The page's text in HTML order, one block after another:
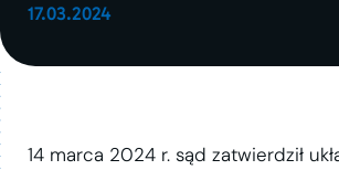
17.03.2024
14 marca 2024 r. sąd zatwierdził